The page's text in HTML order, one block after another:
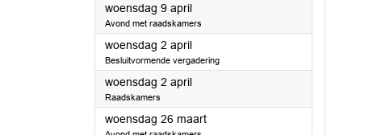
woensdag 9 april2025
Avond met raadskamers
woensdag 2 april2025
Besluitvormende vergadering
woensdag 2 april2025
Raadskamers
woensdag 26 maart2025